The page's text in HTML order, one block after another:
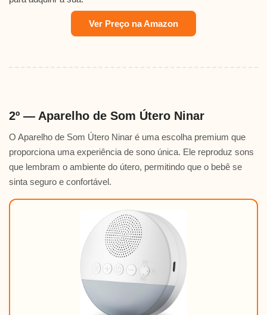
Ver Preço na Amazon
2º — Aparelho de Som Útero Ninar
O Aparelho de Som Útero Ninar é uma escolha premium que
proporciona uma experiência de sono única. Ele reproduz sons
que lembram o ambiente do útero, permitindo que o bebê se
sinta seguro e confortável.